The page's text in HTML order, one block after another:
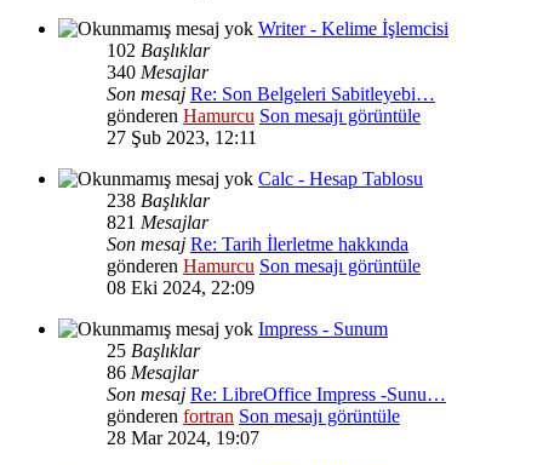
Writer - Kelime İşlemcisi
102 Başlıklar
340 Mesajlar
Son mesaj Re: Son Belgeleri Sabitleyebi…
gönderen Hamurcu Son mesajı görüntüle
27 Şub 2023, 12:11
Calc - Hesap Tablosu
238 Başlıklar
821 Mesajlar
Son mesaj Re: Tarih İlerletme hakkında
gönderen Hamurcu Son mesajı görüntüle
08 Eki 2024, 22:09
Impress - Sunum
25 Başlıklar
86 Mesajlar
Son mesaj Re: LibreOffice Impress -Sunu…
gönderen fortran Son mesajı görüntüle
28 Mar 2024, 19:07